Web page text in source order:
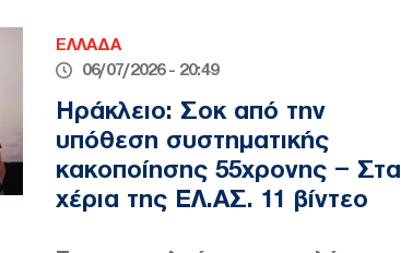
ΕΛΛΑΔΑ
06/07/2026 - 20:49
Ηράκλειο: Σοκ από την
υπόθεση συστηματικής
κακοποίησης 55χρονης – Στα
χέρια της ΕΛ.ΑΣ. 11 βίντεο